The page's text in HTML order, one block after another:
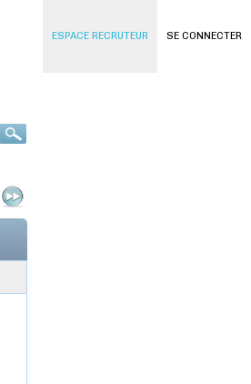
SE CONNECTER
ESPACE RECRUTEUR